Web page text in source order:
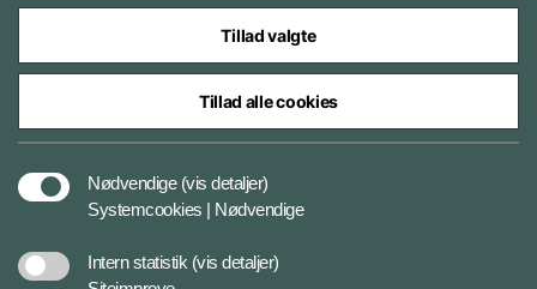
Styrelser og myndigheder under Forsvarsministeriet
Tillad valgte
Tillad alle cookies
Nødvendige (vis detaljer)
Systemcookies | Nødvendige
Intern statistik (vis detaljer)